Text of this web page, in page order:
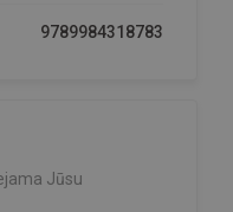
9789984318783
Jūsu